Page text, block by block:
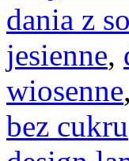
dania z
jesienne,
wiosenne,
bez cukru